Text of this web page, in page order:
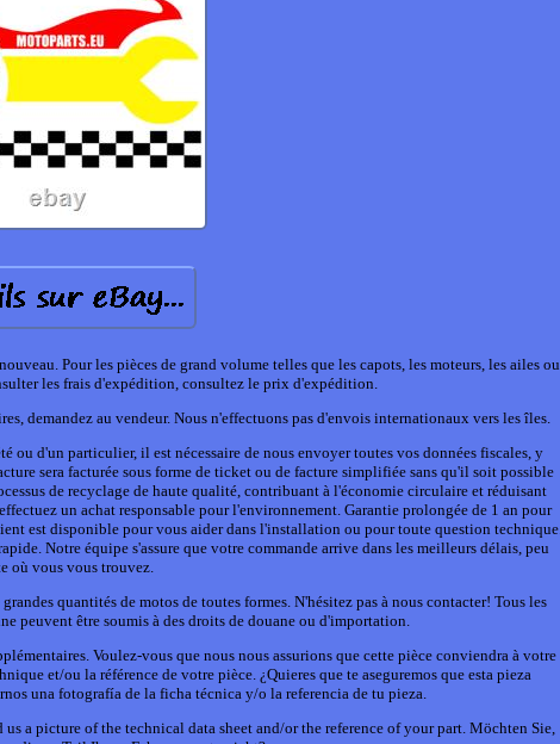
Pour les pièces de grand volume telles que les capots, les moteurs, les ailes ou
les frais d'expédition, consultez le prix d'expédition.
demandez au vendeur. Nous n'effectuons pas d'envois internationaux vers les îles.
ou d'un particulier, il est nécessaire de nous envoyer toutes vos données fiscales, y
sera facturée sous forme de ticket ou de facture simplifiée sans qu'il soit possible
de recyclage de haute qualité, contribuant à l'économie circulaire et réduisant
un achat responsable pour l'environnement. Garantie prolongée de 1 an pour
est disponible pour vous aider dans l'installation ou pour toute question technique.
Notre équipe s'assure que votre commande arrive dans les meilleurs délais, peu
où vous vous trouvez.
quantités de motos de toutes formes. N'hésitez pas à nous contacter! Tous les
peuvent être soumis à des droits de douane ou d'importation.
Voulez-vous que nous nous assurions que cette pièce conviendra à votre
et/ou la référence de votre pièce. ¿Quieres que te aseguremos que esta pieza
una fotografía de la ficha técnica y/o la referencia de tu pieza.
a picture of the technical data sheet and/or the reference of your part. Möchten Sie,